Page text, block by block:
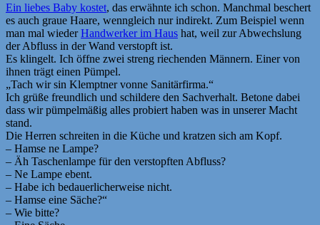
Ein liebes Baby kostet, das erwähnte ich schon. Manchmal beschert
es auch graue Haare, wenngleich nur indirekt. Zum Beispiel wenn
man mal wiederHandwerker im Haus hat, weil zur Abwechslung
der Abfluss in der Wand verstopft ist.
Es klingelt. Ich öffne zwei streng riechenden Männern. Einer von
ihnen trägt einen Pümpel.
„Tach wir sin Klemptner vonne Sanitärfirma.“
Ich grüße freundlich und schildere den Sachverhalt. Betone dabei
dass wir pümpelmäßig alles probiert haben was in unserer Macht
stand.
Die Herren schreiten in die Küche und kratzen sich am Kopf.
– Hamse ne Lampe?
– Äh Taschenlampe für den verstopften Abfluss?
– Ne Lampe ebent.
– Habe ich bedauerlicherweise nicht.
– Hamse eine Säche?“
– Wie bitte?